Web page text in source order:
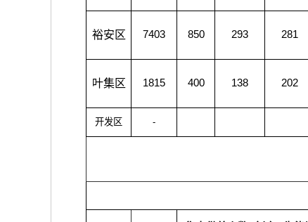
裕安区 7403 850 293 281
叶集区 1815 400 138 202
开发区 -